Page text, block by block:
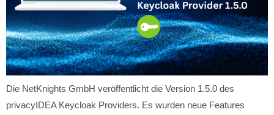
Die NetKnights GmbH veröffentlicht die Version 1.5.0 des
privacyIDEA Keycloak Providers. Es wurden neue Features